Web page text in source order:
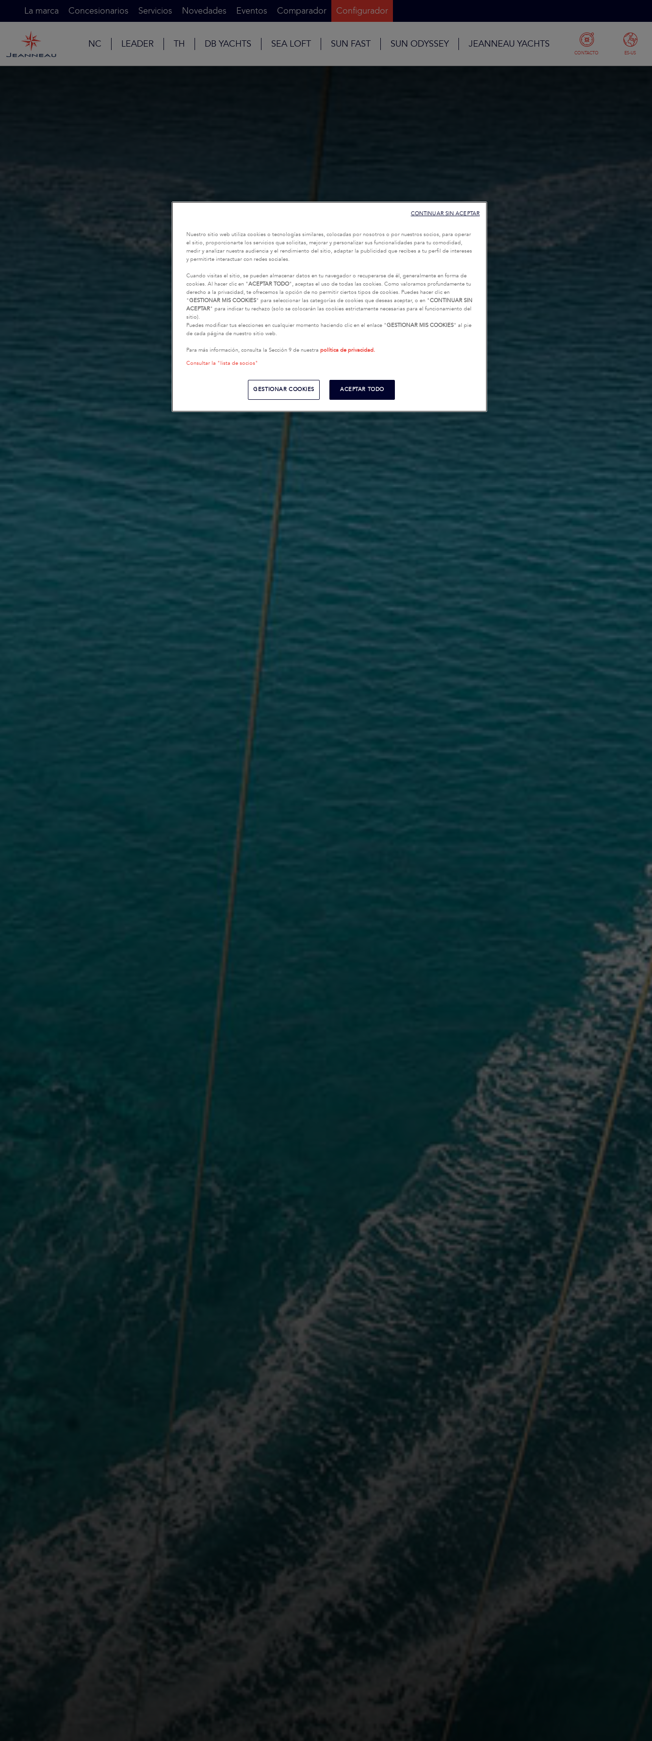
La marca Concesionarios Servicios Novedades Eventos Comparador Configurador
NC LEADER TH DB YACHTS SEA LOFT SUN FAST SUN ODYSSEY JEANNEAU YACHTS
CONTACTO ES-US
Nuestro sitio web utiliza cookies o tecnologías similares, colocadas por nosotros o por nuestros socios, para operar
el sitio, proporcionarte los servicios que solicitas, mejorar y personalizar sus funcionalidades para tu comodidad,
medir y analizar nuestra audiencia y el rendimiento del sitio, adaptar la publicidad que recibes a tu perfil de intereses
y permitirte interactuar con redes sociales.
Cuando visitas el sitio, se pueden almacenar datos en tu navegador o recuperarse de él, generalmente en forma de
cookies. Al hacer clic en "ACEPTAR TODO", aceptas el uso de todas las cookies. Como valoramos profundamente tu
derecho a la privacidad, te ofrecemos la opción de no permitir ciertos tipos de cookies. Puedes hacer clic en
"GESTIONAR MIS COOKIES" para seleccionar las categorías de cookies que deseas aceptar, o en "CONTINUAR SIN
ACEPTAR" para indicar tu rechazo (solo se colocarán las cookies estrictamente necesarias para el funcionamiento del
sitio).
Puedes modificar tus elecciones en cualquier momento haciendo clic en el enlace "GESTIONAR MIS COOKIES" al pie
de cada página de nuestro sitio web.
Para más información, consulta la Sección 9 de nuestra política de privacidad.
Consultar la "lista de socios"
GESTIONAR COOKIES ACEPTAR TODO
CONTINUAR SIN ACEPTAR